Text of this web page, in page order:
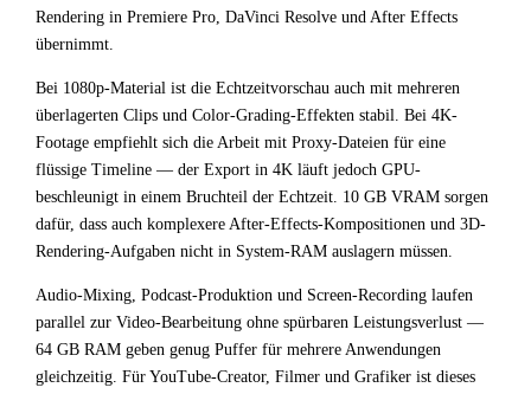
Rendering in Premiere Pro, DaVinci Resolve und After Effects
übernimmt.
Bei 1080p-Material ist die Echtzeitvorschau auch mit mehreren
überlagerten Clips und Color-Grading-Effekten stabil. Bei 4K-
Footage empfiehlt sich die Arbeit mit Proxy-Dateien für eine
flüssige Timeline — der Export in 4K läuft jedoch GPU-
beschleunigt in einem Bruchteil der Echtzeit. 10 GB VRAM sorgen
dafür, dass auch komplexere After-Effects-Kompositionen und 3D-
Rendering-Aufgaben nicht in System-RAM auslagern müssen.
Audio-Mixing, Podcast-Produktion und Screen-Recording laufen
parallel zur Video-Bearbeitung ohne spürbaren Leistungsverlust —
64 GB RAM geben genug Puffer für mehrere Anwendungen
gleichzeitig. Für YouTube-Creator, Filmer und Grafiker ist dieses